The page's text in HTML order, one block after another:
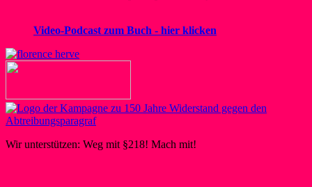
Video-Podcast zum Buch - hier klicken
Wir unterstützen: Weg mit §218! Mach mit!